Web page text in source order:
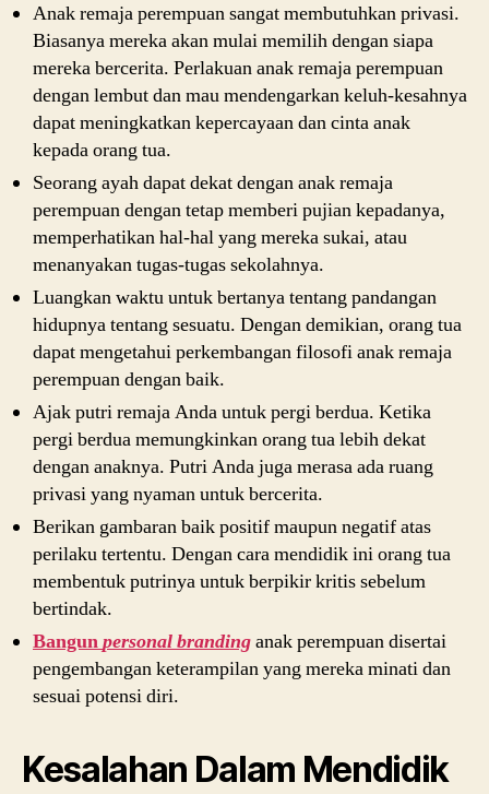
Anak remaja perempuan sangat membutuhkan privasi.
Biasanya mereka akan mulai memilih dengan siapa
mereka bercerita. Perlakuan anak remaja perempuan
dengan lembut dan mau mendengarkan keluh-kesahnya
dapat meningkatkan kepercayaan dan cinta anak
kepada orang tua.
Seorang ayah dapat dekat dengan anak remaja
perempuan dengan tetap memberi pujian kepadanya,
memperhatikan hal-hal yang mereka sukai, atau
menanyakan tugas-tugas sekolahnya.
Luangkan waktu untuk bertanya tentang pandangan
hidupnya tentang sesuatu. Dengan demikian, orang tua
dapat mengetahui perkembangan filosofi anak remaja
perempuan dengan baik.
Ajak putri remaja Anda untuk pergi berdua. Ketika
pergi berdua memungkinkan orang tua lebih dekat
dengan anaknya. Putri Anda juga merasa ada ruang
privasi yang nyaman untuk bercerita.
Berikan gambaran baik positif maupun negatif atas
perilaku tertentu. Dengan cara mendidik ini orang tua
membentuk putrinya untuk berpikir kritis sebelum
bertindak.
Bangunpersonal brandinganak perempuan disertai
pengembangan keterampilan yang mereka minati dan
sesuai potensi diri.
Kesalahan Dalam Mendidik